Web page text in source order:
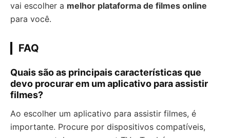
vai escolher a melhor plataforma de filmes online
para você.
FAQ
Quais são as principais características que
devo procurar em um aplicativo para assistir
filmes?
Ao escolher um aplicativo para assistir filmes, é
importante. Procure por dispositivos compatíveis,